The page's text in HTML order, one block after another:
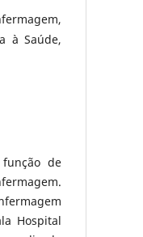
à Saúde,
de
Hospital